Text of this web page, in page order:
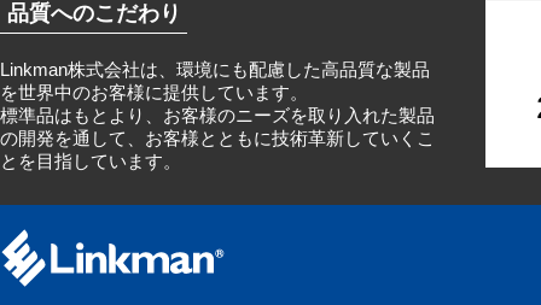
品質へのこだわり
Linkman株式会社は、環境にも配慮した高品質な製品
を世界中のお客様に提供しています。
標準品はもとより、お客様のニーズを取り入れた製品
の開発を通して、お客様とともに技術革新していくこ
とを目指しています。